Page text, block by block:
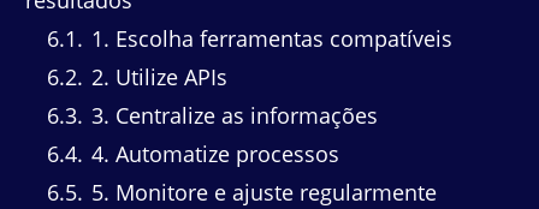
6.1
1. Escolha ferramentas compatíveis
6.2 2. Utilize APIs
6.3 3. Centralize as informações
6.4 4. Automatize processos
6.5 5. Monitore e ajuste regularmente